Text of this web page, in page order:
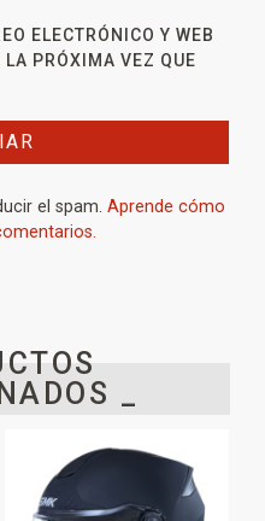
ELECTRÓNICO Y WEB
LA PRÓXIMA VEZ QUE
el spam. Aprende cómo
_